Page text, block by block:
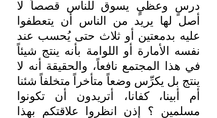
درسٍ وعظيٍ يسوق للناس قصصاً لا
أصل لها يريد من الناس أن يتعطفوا
عليه بدمعتين أو ثلاث حتى يُحسب عند
نفسه الأمارة أو اللوامة بأنه ينتج شيئاً
في هذا المجتمع نافعاً، والحقيقة أنه لا
ينتج بل يكرِّس وضعاً متأخراً متخلفاً شئنا
أم أبينا، كفانا، أتريدون أن تكونوا
مسلمين ؟ إذن انظروا علاقتكم بهذا